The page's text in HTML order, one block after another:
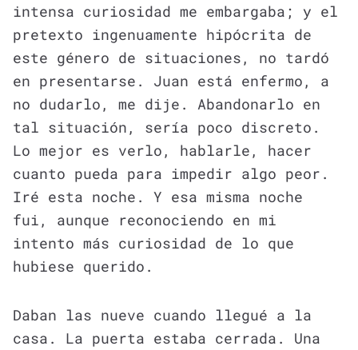
intensa curiosidad me embargaba; y el
pretexto ingenuamente hipócrita de
este género de situaciones, no tardó
en presentarse. Juan está enfermo, a
no dudarlo, me dije. Abandonarlo en
tal situación, sería poco discreto.
Lo mejor es verlo, hablarle, hacer
cuanto pueda para impedir algo peor.
Iré esta noche. Y esa misma noche
fui, aunque reconociendo en mi
intento más curiosidad de lo que
hubiese querido.
Daban las nueve cuando llegué a la
casa. La puerta estaba cerrada. Una